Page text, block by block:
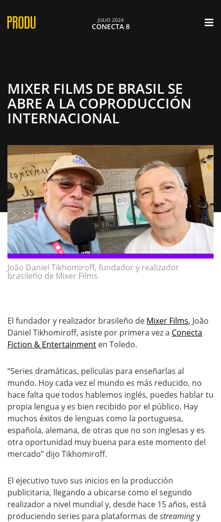
JULIO 2024
CONECTA 8
MIXER FILMS DE BRASIL SE
ABRE A LA COPRODUCCIÓN
INTERNACIONAL
João Daniel Tikhomiroff, fundador y realizador
brasileño de Mixer Films
El fundador y realizador brasileño de Mixer Films, João
Daniel Tikhomiroff, asiste por primera vez a Conecta
Fiction & Entertainment en Toledo.
“Series dramáticas, películas para enseñarlas al
mundo. Hoy cada vez el mundo es más reducido, no
hace falta que todos hablemos inglés, puedes hablar tu
propia lengua y es bien recibido por el público. Hay
muchos éxitos de lenguas como la portuguesa,
española, alemana, de otras que no son inglesas y es
otra oportunidad muy buena para este momento del
mercado” dijo Tikhomiroff.
El ejecutivo tuvo sus inicios en la producción
publicitaria, llegando a ubicarse como el segundo
realizador a nivel mundial y, desde hace 15 años, está
produciendo series para plataformas destreamingy